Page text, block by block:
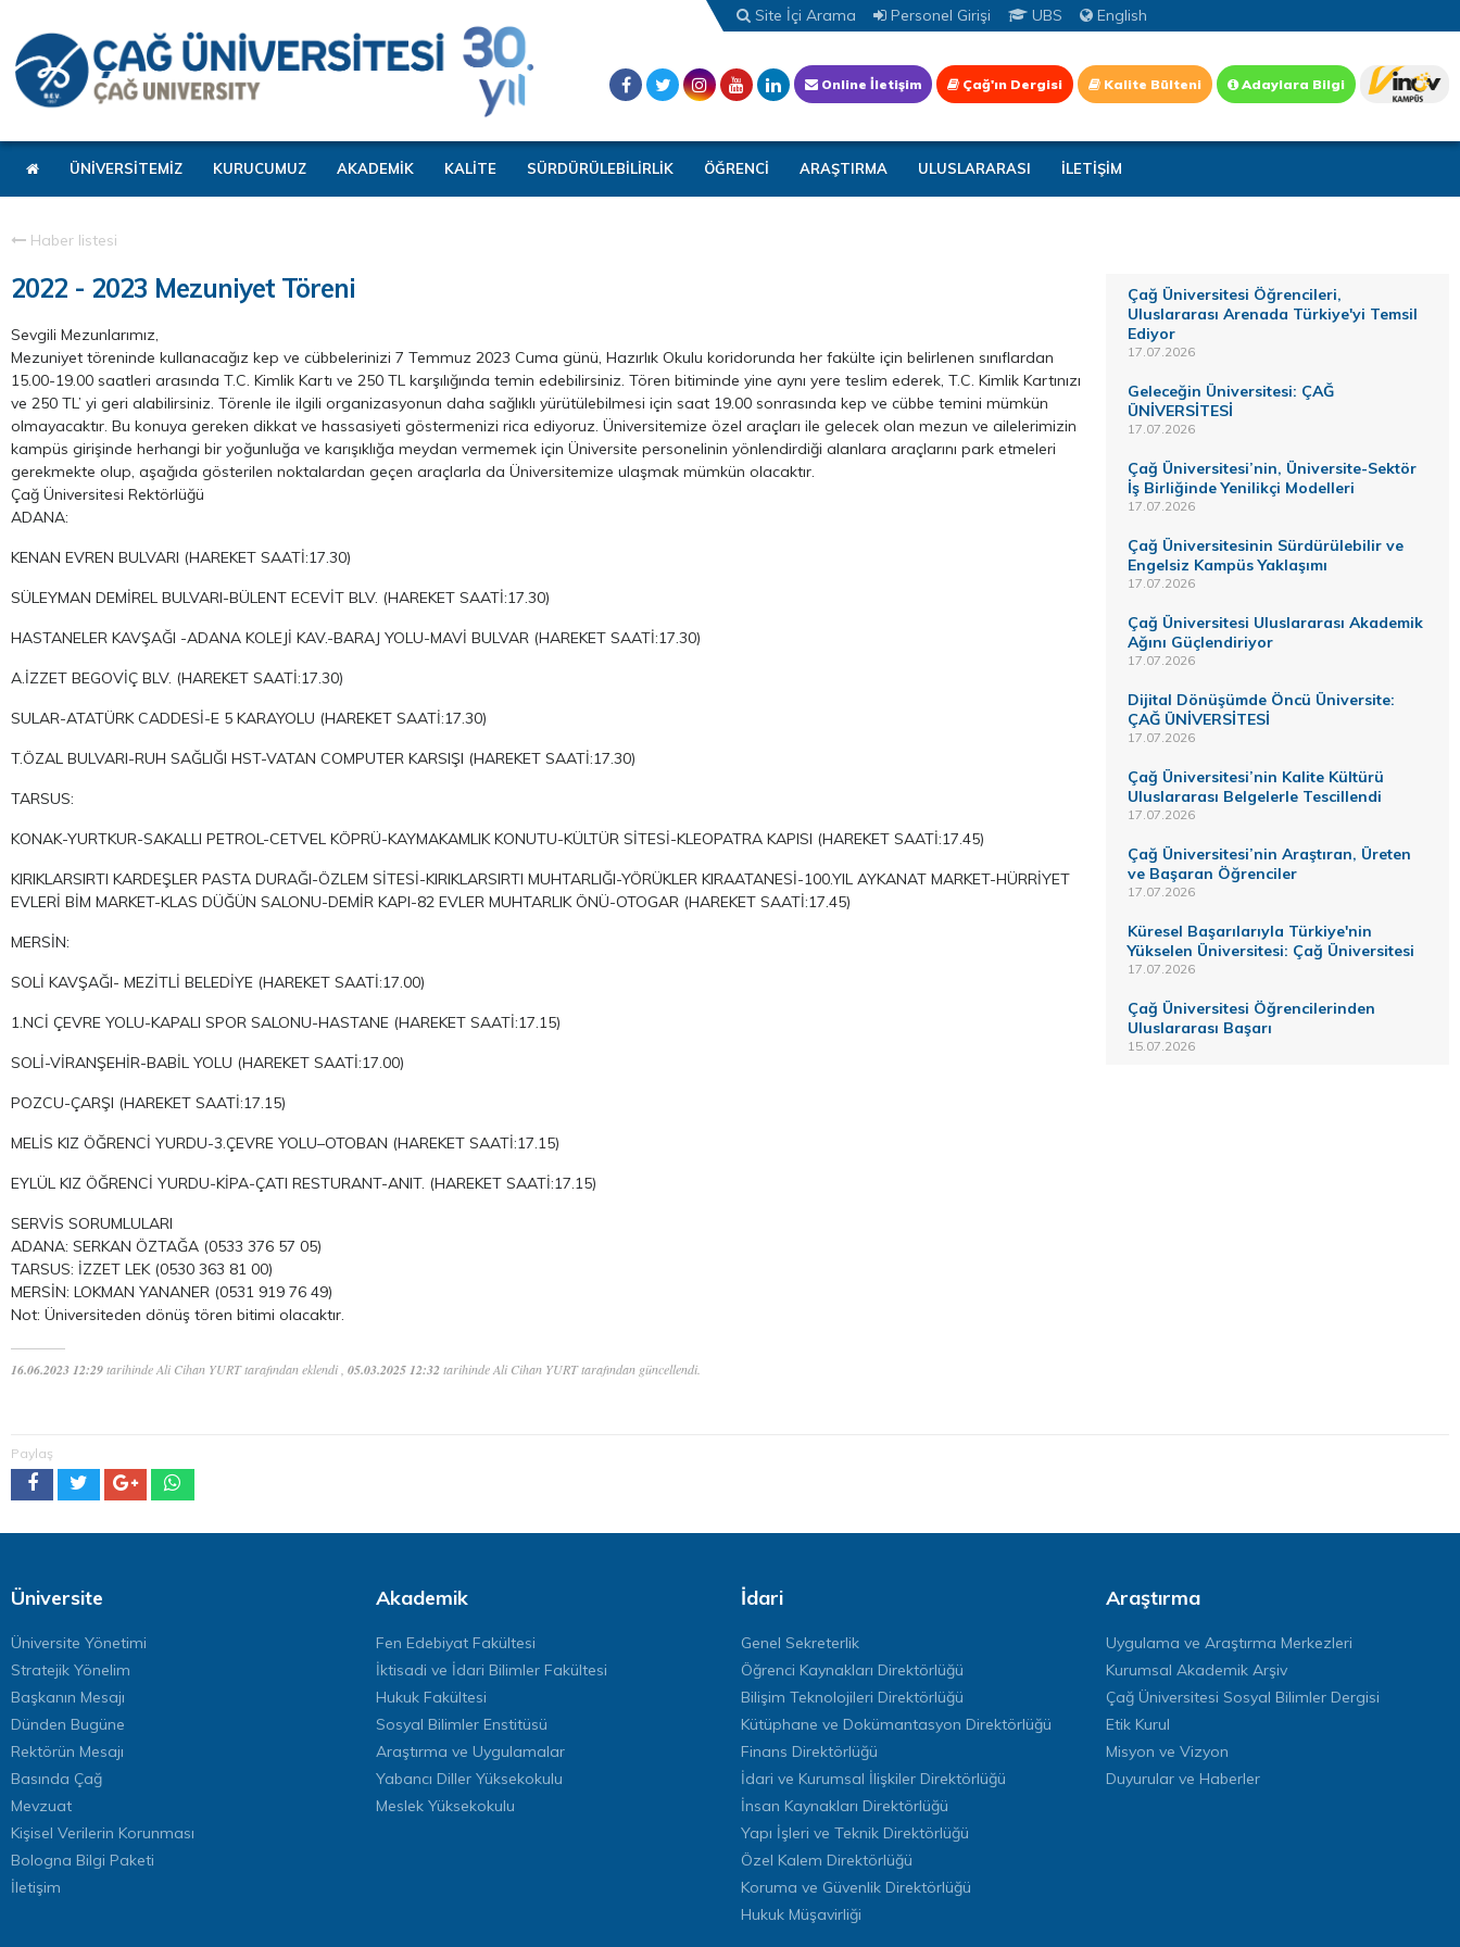
Site İçi Arama Personel Girişi UBS English
Online İletişim Çağ'ın Dergisi Kalite Bülteni Adaylara Bilgi
ÜNİVERSİTEMİZ KURUCUMUZ AKADEMİK KALİTE SÜRDÜRÜLEBİLİRLİK ÖĞRENCİ ARAŞTIRMA ULUSLARARASI İLETİŞİM
Haber listesi
2022 - 2023 Mezuniyet Töreni
Sevgili Mezunlarımız,
Mezuniyet töreninde kullanacağız kep ve cübbelerinizi 7 Temmuz 2023 Cuma günü, Hazırlık Okulu koridorunda her fakülte için belirlenen sınıflardan
15.00-19.00 saatleri arasında T.C. Kimlik Kartı ve 250 TL karşılığında temin edebilirsiniz. Tören bitiminde yine aynı yere teslim ederek, T.C. Kimlik Kartınızı
ve 250 TL’ yi geri alabilirsiniz. Törenle ile ilgili organizasyonun daha sağlıklı yürütülebilmesi için saat 19.00 sonrasında kep ve cübbe temini mümkün
olmayacaktır. Bu konuya gereken dikkat ve hassasiyeti göstermenizi rica ediyoruz. Üniversitemize özel araçları ile gelecek olan mezun ve ailelerimizin
kampüs girişinde herhangi bir yoğunluğa ve karışıklığa meydan vermemek için Üniversite personelinin yönlendirdiği alanlara araçlarını park etmeleri
gerekmekte olup, aşağıda gösterilen noktalardan geçen araçlarla da Üniversitemize ulaşmak mümkün olacaktır.
Çağ Üniversitesi Rektörlüğü
ADANA:
KENAN EVREN BULVARI (HAREKET SAATİ:17.30)
SÜLEYMAN DEMİREL BULVARI-BÜLENT ECEVİT BLV. (HAREKET SAATİ:17.30)
HASTANELER KAVŞAĞI -ADANA KOLEJİ KAV.-BARAJ YOLU-MAVİ BULVAR (HAREKET SAATİ:17.30)
A.İZZET BEGOVİÇ BLV. (HAREKET SAATİ:17.30)
SULAR-ATATÜRK CADDESİ-E 5 KARAYOLU (HAREKET SAATİ:17.30)
T.ÖZAL BULVARI-RUH SAĞLIĞI HST-VATAN COMPUTER KARSIŞI (HAREKET SAATİ:17.30)
TARSUS:
KONAK-YURTKUR-SAKALLI PETROL-CETVEL KÖPRÜ-KAYMAKAMLIK KONUTU-KÜLTÜR SİTESİ-KLEOPATRA KAPISI (HAREKET SAATİ:17.45)
KIRIKLARSIRTI KARDEŞLER PASTA DURAĞI-ÖZLEM SİTESİ-KIRIKLARSIRTI MUHTARLIĞI-YÖRÜKLER KIRAATANESİ-100.YIL AYKANAT MARKET-HÜRRİYET
EVLERİ BİM MARKET-KLAS DÜĞÜN SALONU-DEMİR KAPI-82 EVLER MUHTARLIK ÖNÜ-OTOGAR (HAREKET SAATİ:17.45)
MERSİN:
SOLİ KAVŞAĞI- MEZİTLİ BELEDİYE (HAREKET SAATİ:17.00)
1.NCİ ÇEVRE YOLU-KAPALI SPOR SALONU-HASTANE (HAREKET SAATİ:17.15)
SOLİ-VİRANŞEHİR-BABİL YOLU (HAREKET SAATİ:17.00)
POZCU-ÇARŞI (HAREKET SAATİ:17.15)
MELİS KIZ ÖĞRENCİ YURDU-3.ÇEVRE YOLU–OTOBAN (HAREKET SAATİ:17.15)
EYLÜL KIZ ÖĞRENCİ YURDU-KİPA-ÇATI RESTURANT-ANIT. (HAREKET SAATİ:17.15)
SERVİS SORUMLULARI
ADANA: SERKAN ÖZTAĞA (0533 376 57 05)
TARSUS: İZZET LEK (0530 363 81 00)
MERSİN: LOKMAN YANANER (0531 919 76 49)
Not: Üniversiteden dönüş tören bitimi olacaktır.
16.06.2023 12:29tarihinde Ali Cihan YURT tarafından eklendi , 05.03.2025 12:32tarihinde Ali Cihan YURT tarafından güncellendi.
Çağ Üniversitesi Öğrencileri,
Uluslararası Arenada Türkiye'yi Temsil
Ediyor
17.07.2026
Geleceğin Üniversitesi: ÇAĞ
ÜNİVERSİTESİ
17.07.2026
Çağ Üniversitesi’nin, Üniversite-Sektör
İş Birliğinde Yenilikçi Modelleri
17.07.2026
Çağ Üniversitesinin Sürdürülebilir ve
Engelsiz Kampüs Yaklaşımı
17.07.2026
Çağ Üniversitesi Uluslararası Akademik
Ağını Güçlendiriyor
17.07.2026
Dijital Dönüşümde Öncü Üniversite:
ÇAĞ ÜNİVERSİTESİ
17.07.2026
Çağ Üniversitesi’nin Kalite Kültürü
Uluslararası Belgelerle Tescillendi
17.07.2026
Çağ Üniversitesi’nin Araştıran, Üreten
ve Başaran Öğrenciler
17.07.2026
Küresel Başarılarıyla Türkiye'nin
Yükselen Üniversitesi: Çağ Üniversitesi
17.07.2026
Çağ Üniversitesi Öğrencilerinden
Uluslararası Başarı
15.07.2026
Paylaş
Üniversite
Üniversite Yönetimi
Stratejik Yönelim
Başkanın Mesajı
Dünden Bugüne
Rektörün Mesajı
Basında Çağ
Mevzuat
Kişisel Verilerin Korunması
Bologna Bilgi Paketi
İletişim
Akademik
Fen Edebiyat Fakültesi
İktisadi ve İdari Bilimler Fakültesi
Hukuk Fakültesi
Sosyal Bilimler Enstitüsü
Araştırma ve Uygulamalar
Yabancı Diller Yüksekokulu
Meslek Yüksekokulu
İdari
Genel Sekreterlik
Öğrenci Kaynakları Direktörlüğü
Bilişim Teknolojileri Direktörlüğü
Kütüphane ve Dokümantasyon Direktörlüğü
Finans Direktörlüğü
İdari ve Kurumsal İlişkiler Direktörlüğü
İnsan Kaynakları Direktörlüğü
Yapı İşleri ve Teknik Direktörlüğü
Özel Kalem Direktörlüğü
Koruma ve Güvenlik Direktörlüğü
Hukuk Müşavirliği
Araştırma
Uygulama ve Araştırma Merkezleri
Kurumsal Akademik Arşiv
Çağ Üniversitesi Sosyal Bilimler Dergisi
Etik Kurul
Misyon ve Vizyon
Duyurular ve Haberler